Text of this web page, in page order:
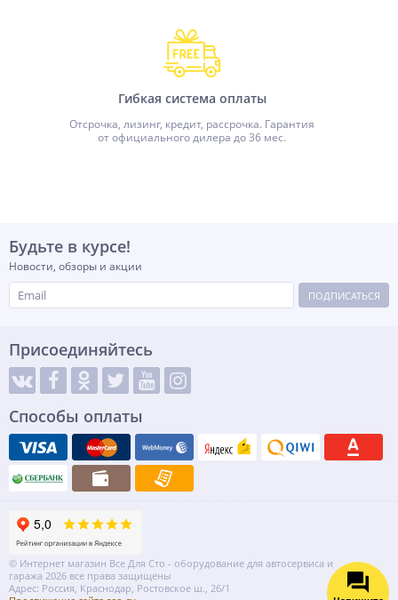
Гибкая система оплаты
Отсрочка, лизинг, кредит, рассрочка. Гарантия
от официального дилера до 36 мес.
Будьте в курсе!
Новости, обзоры и акции
ПОДПИСАТЬСЯ
Присоединяйтесь
Способы оплаты
© Интернет магазин Все Для Сто - оборудование для автосервиса и
гаража 2026 все права защищены
Адрес: Россия, Краснодар, Ростовское ш., 26/1